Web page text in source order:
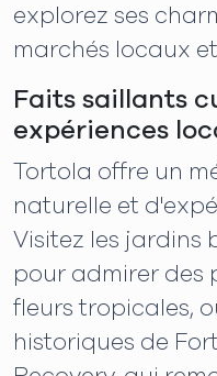
explorez ses
marchés locaux
Faits saillants
expériences
Tortola offre un
naturelle et
Visitez les jardins
pour admirer des
fleurs tropicales,
historiques de